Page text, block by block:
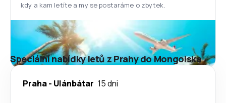
kdy a kam letíte a my se postaráme o zbytek.
Speciální nabídky letů z Prahy do Mongolska
Praha- Ulánbátar 15 dni